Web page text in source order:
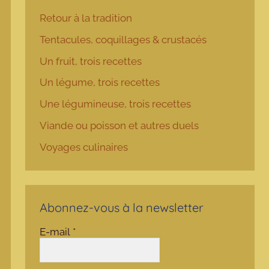
Retour à la tradition
Tentacules, coquillages & crustacés
Un fruit, trois recettes
Un légume, trois recettes
Une légumineuse, trois recettes
Viande ou poisson et autres duels
Voyages culinaires
Abonnez-vous à la newsletter
E-mail *